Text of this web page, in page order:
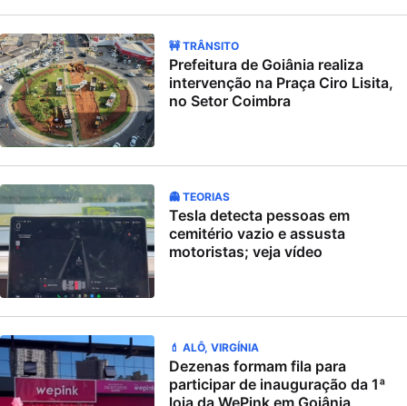
🚧 TRÂNSITO
Prefeitura de Goiânia realiza
intervenção na Praça Ciro Lisita,
no Setor Coimbra
👻 TEORIAS
Tesla detecta pessoas em
cemitério vazio e assusta
motoristas; veja vídeo
💄 ALÔ, VIRGÍNIA
Dezenas formam fila para
participar de inauguração da 1ª
loja da WePink em Goiânia